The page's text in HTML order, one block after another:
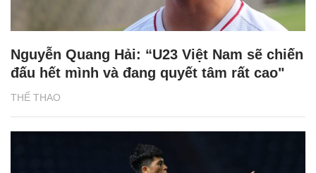
THỂ THAO
Nguyễn Quang Hải: “U23 Việt Nam sẽ chiến
đấu hết mình và đang quyết tâm rất cao"